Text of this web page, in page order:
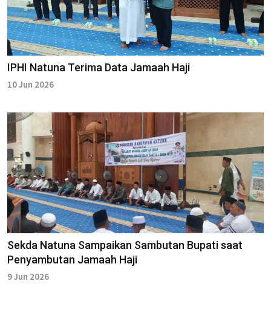
IPHI Natuna Terima Data Jamaah Haji
10 Jun 2026
Sekda Natuna Sampaikan Sambutan Bupati saat
Penyambutan Jamaah Haji
9 Jun 2026